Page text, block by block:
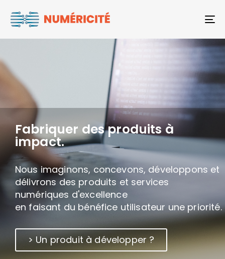
Fabriquer des produits à
impact.
Nous imaginons, concevons, développons et
délivrons des produits et services
numériques d'excellence
en faisant du bénéfice utilisateur une priorité.
> Un produit à développer ?